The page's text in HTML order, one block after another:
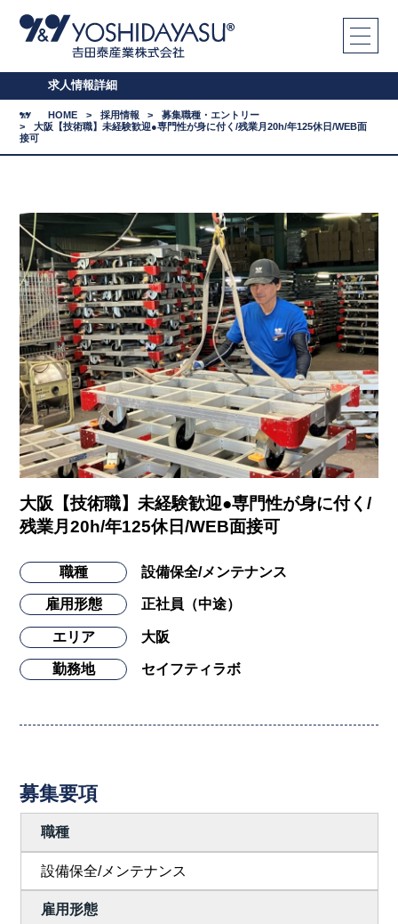
求人情報詳細
HOME 採用情報
募集職種・エントリー
大阪【技術職】未経験歓迎●専門性が身に付く/残業月20h/年125休日/WEB面
接可
大阪【技術職】未経験歓迎●専門性が身に付く/
残業月20h/年125休日/WEB面接可
職種 設備保全/メンテナンス
雇用形態 正社員（中途）
エリア 大阪
勤務地 セイフティラボ
募集要項
職種
設備保全/メンテナンス
雇用形態